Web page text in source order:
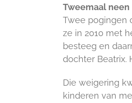
Tweemaal neen
Twee pogingen
ze in 2010 met
besteeg en
dochter Beatrix.
Die weigering
kinderen van